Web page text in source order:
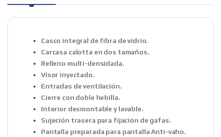
Casco integral de fibra de vidrio.
Carcasa calotta en dos tamaños.
Relleno multi-densidada.
Visor inyectado.
Entradas de ventilación.
Cierre con doble hebilla.
Interior desmontable y lavable.
Sujeción trasera para fijación de gafas.
Pantalla preparada para pantalla Anti-vaho.